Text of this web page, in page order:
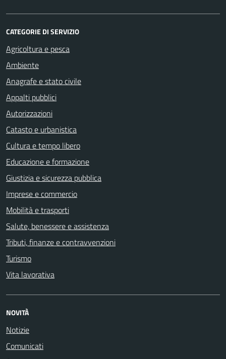
CATEGORIE DI SERVIZIO
Agricoltura e pesca
Ambiente
Anagrafe e stato civile
Appalti pubblici
Autorizzazioni
Catasto e urbanistica
Cultura e tempo libero
Educazione e formazione
Giustizia e sicurezza pubblica
Imprese e commercio
Mobilità e trasporti
Salute, benessere e assistenza
Tributi, finanze e contravvenzioni
Turismo
Vita lavorativa
NOVITÀ
Notizie
Comunicati